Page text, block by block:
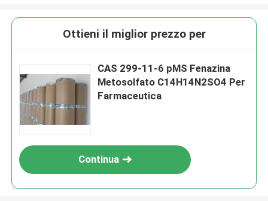
Ottieni il miglior prezzo per
CAS 299-11-6 pMS Fenazina
Metosolfato C14H14N2SO4 Per
Farmaceutica
Continua